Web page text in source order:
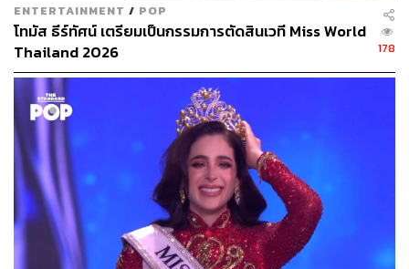
ENTERTAINMENT / POP
โทมัส ธีร์ทัศน์ เตรียมเป็นกรรมการตัดสินเวที Miss World
Thailand 2026
178